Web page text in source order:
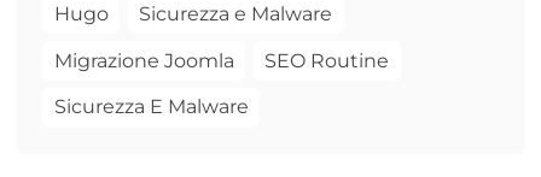
Hugo Sicurezza e Malware
Migrazione Joomla SEO Routine
Sicurezza E Malware